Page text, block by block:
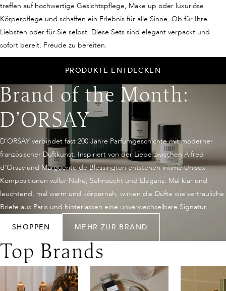
treffen auf hochwertige Gesichtspflege, Make up oder luxuriöse
Körperpflege und schaffen ein Erlebnis für alle Sinne. Ob für Ihre
Liebsten oder für Sie selbst. Diese Sets sind elegant verpackt und
sofort bereit, Freude zu bereiten.
PRODUKTE ENTDECKEN
Brand of the Month:
D’ORSAY
D’ORSAY verbindet fast 200 Jahre Parfumgeschichte mit moderner
französischer Duftkunst. Inspiriert von der Liebe zwischen Alfred
d’Orsay und Marguerite de Blessington entstehen intime Unisex-
Kompositionen voller Nähe, Sehnsucht und Eleganz. Mal klar und
leuchtend, mal warm und körpernah, wirken die Düfte wie vertrauliche
Briefe aus Paris und hinterlassen eine unverwechselbare Signatur.
SHOPPEN MEHR ZUR BRAND
Top Brands